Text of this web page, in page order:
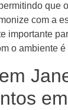
que
com a
importante
o ambiente é